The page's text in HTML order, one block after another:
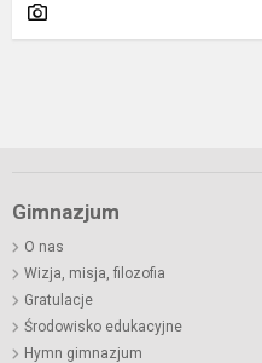
Gimnazjum
O nas
Wizja, misja, filozofia
Gratulacje
Środowisko edukacyjne
Hymn gimnazjum